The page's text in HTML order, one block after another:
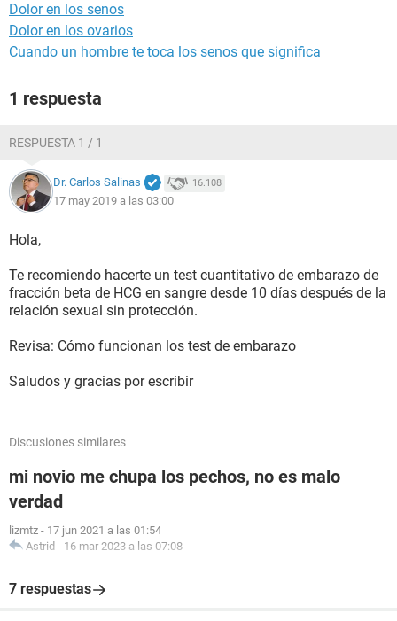
Dolor en los senos
Dolor en los ovarios
Cuando un hombre te toca los senos que significa
1 respuesta
RESPUESTA 1 / 1
Dr. Carlos Salinas 16.108
17 may 2019 a las 03:00
Hola,
Te recomiendo hacerte un test cuantitativo de embarazo de
fracción beta de HCG en sangre desde 10 días después de la
relación sexual sin protección.
Revisa: Cómo funcionan los test de embarazo
Saludos y gracias por escribir
Discusiones similares
mi novio me chupa los pechos, no es malo
verdad
lizmtz - 17 jun 2021 a las 01:54
Astrid - 16 mar 2023 a las 07:08
7 respuestas